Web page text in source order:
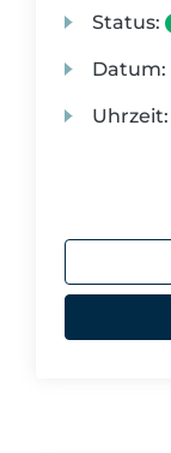
Status:
Datum:
Uhrzeit: